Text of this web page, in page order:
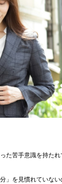
た苦手意識を持たれ
」を見慣れていな